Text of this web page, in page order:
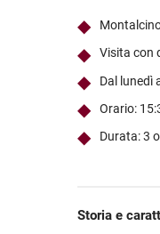
Visita con
Dal lunedì
Orario:
Durata: 3
Storia e